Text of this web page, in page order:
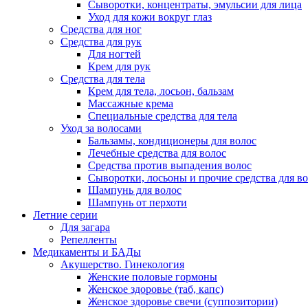
Сыворотки, концентраты, эмульсии для лица
Уход для кожи вокруг глаз
Средства для ног
Средства для рук
Для ногтей
Крем для рук
Средства для тела
Крем для тела, лосьон, бальзам
Массажные крема
Специальные средства для тела
Уход за волосами
Бальзамы, кондиционеры для волос
Лечебные средства для волос
Средства против выпадения волос
Сыворотки, лосьоны и прочие средства для
Шампунь для волос
Шампунь от перхоти
Летние серии
Для загара
Репелленты
Медикаменты и БАДы
Акушерство. Гинекология
Женские половые гормоны
Женское здоровье (таб, капс)
Женское здоровье свечи (суппозитории)